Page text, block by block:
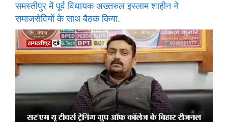
समस्तीपुर में पूर्व विधायक अख्तरुल इस्लाम शाहीन ने
समाजसेवियों के साथ बैठक किया.